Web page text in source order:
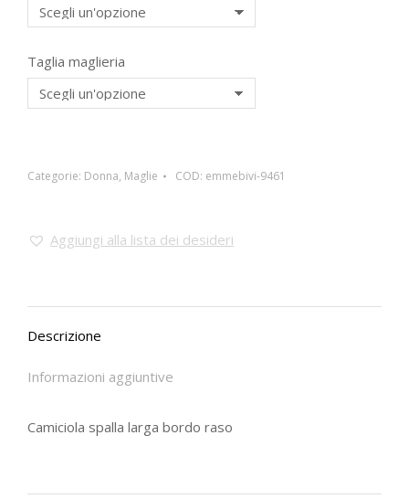
Taglia maglieria
Categorie: Donna, Maglie COD: emmebivi-9461
Aggiungi alla lista dei desideri
Descrizione
Informazioni aggiuntive
Camiciola spalla larga bordo raso